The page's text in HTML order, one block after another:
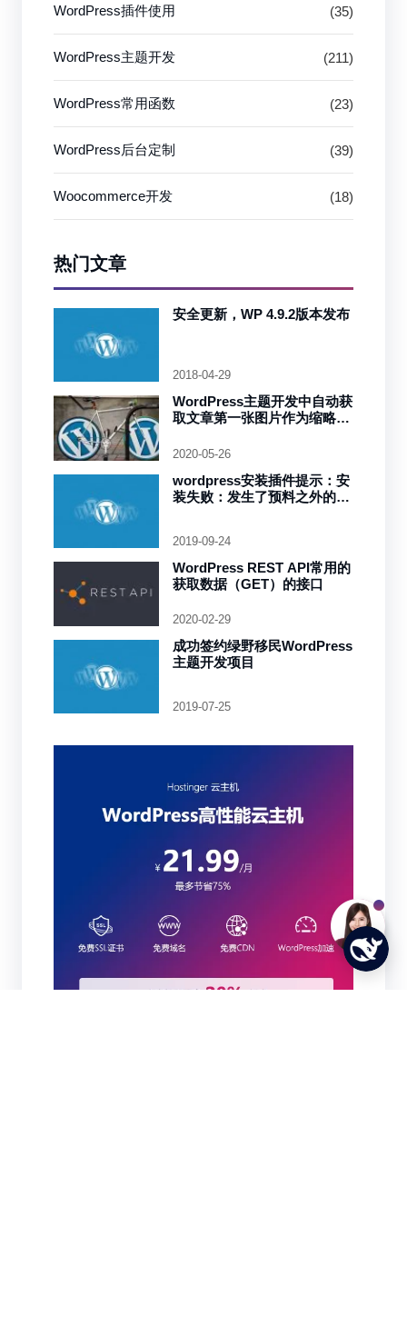
WordPress插件使用 (35)
WordPress主题开发 (211)
WordPress常用函数 (23)
WordPress后台定制 (39)
Woocommerce开发 (18)
热门文章
安全更新，WP 4.9.2版本发布
2018-04-29
WordPress主题开发中自动获
取文章第一张图片作为缩略图
2020-05-26
wordpress安装插件提示：安
装失败：发生了预料之外的错
2019-09-24
WordPress REST API常用的
获取数据（GET）的接口
2020-02-29
成功签约绿野移民WordPress
主题开发项目
2019-07-25